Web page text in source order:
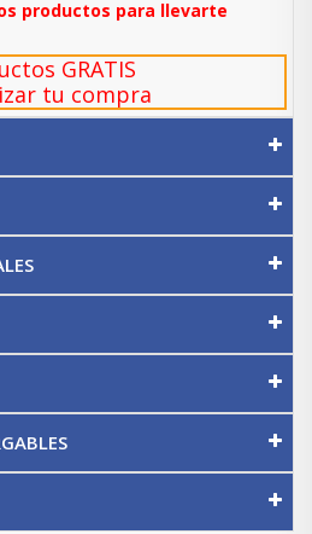
productos para llevarte
GRATIS
tu compra